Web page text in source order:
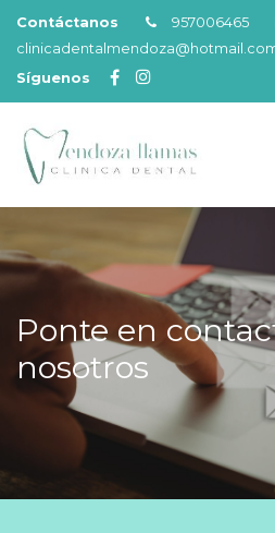
Contáctanos
957006465
Síguenos
Ponte en
nosotros